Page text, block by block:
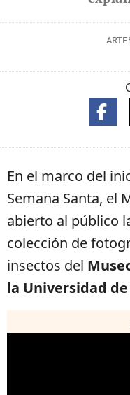
En el marco del
Semana Santa, el
abierto al público
colección de
insectos del
la Universidad